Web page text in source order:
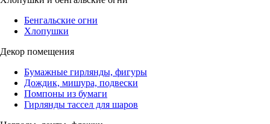
Бенгальские огни
Хлопушки
Декор помещения
Бумажные гирлянды, фигуры
Дождик, мишура, подвески
Помпоны из бумаги
Гирлянды тассел для шаров